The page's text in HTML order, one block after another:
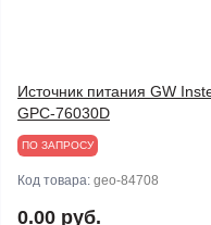
Источник питания GW
GPC-76030D
ПО ЗАПРОСУ
Код товара: geo-84708
0.00 руб.